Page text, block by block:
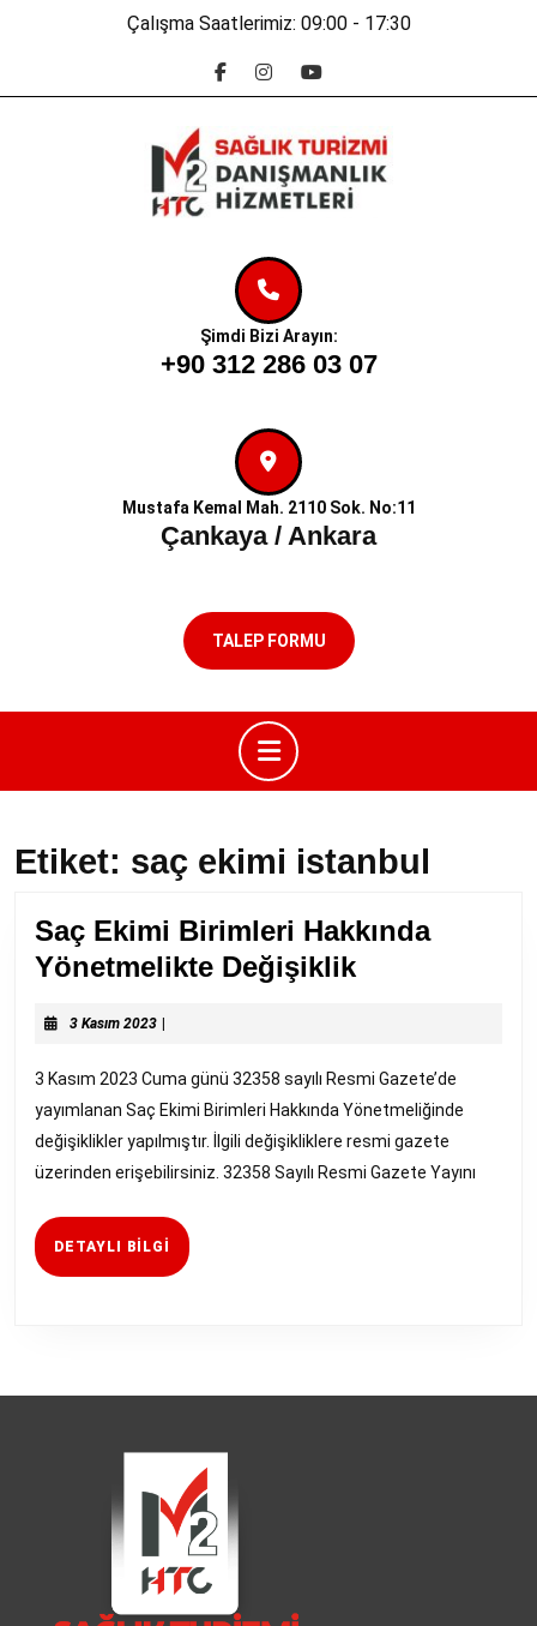
Çalışma Saatlerimiz: 09:00 - 17:30
Şimdi Bizi Arayın:
+90 312 286 03 07
Mustafa Kemal Mah. 2110 Sok. No:11
Çankaya / Ankara
TALEP FORMU
Button
Etiket: saç ekimi istanbul
Saç Ekimi Birimleri Hakkında
Yönetmelikte DeğişiklikSaç
Hakkında
Yönetmelikte
Değişiklik
3 Kasım 20233
3 Kasım 2023 Cuma günü 32358 sayılı Resmi Gazete’de
yayımlanan Saç Ekimi Birimleri Hakkında Yönetmeliğinde
değişiklikler yapılmıştır. İlgili değişikliklere resmi gazete
üzerinden erişebilirsiniz. 32358 Sayılı Resmi Gazete Yayını
DETAYLI BILGI
DETAYLI
BILGI